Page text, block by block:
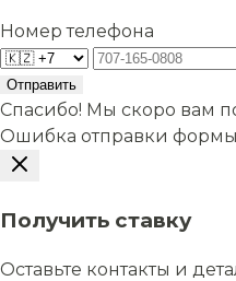
Номер телефона
Отправить
Спасибо! Мы скоро вам
Ошибка отправки
Получить ставку
Оставьте контакты и